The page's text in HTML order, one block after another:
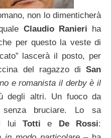
non lo dimenticherà
Claudio Ranieri ha
per questo la veste di
lascerà il posto, per
del ragazzo di San
e romanista il derby è il
degli altri. Un fuoco da
bruciare. Lo sa
lui Totti e De Rossi: